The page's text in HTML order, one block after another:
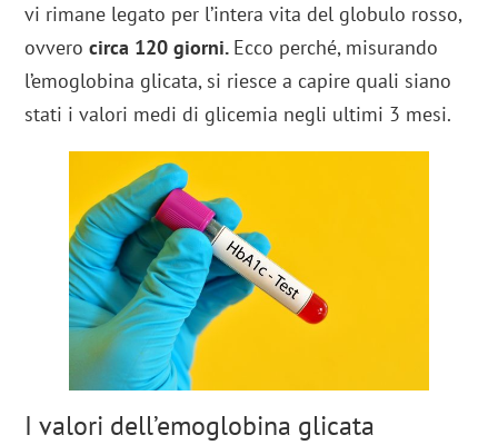
vi rimane legato per l’intera vita del globulo rosso,
ovverocirca 120 giorni. Ecco perché, misurando
l’emoglobina glicata, si riesce a capire quali siano
stati i valori medi di glicemia negli ultimi 3 mesi.
I valori dell’emoglobina glicata